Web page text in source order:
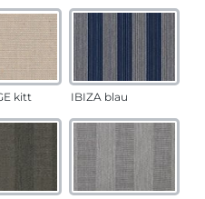
kitt IBIZA blau